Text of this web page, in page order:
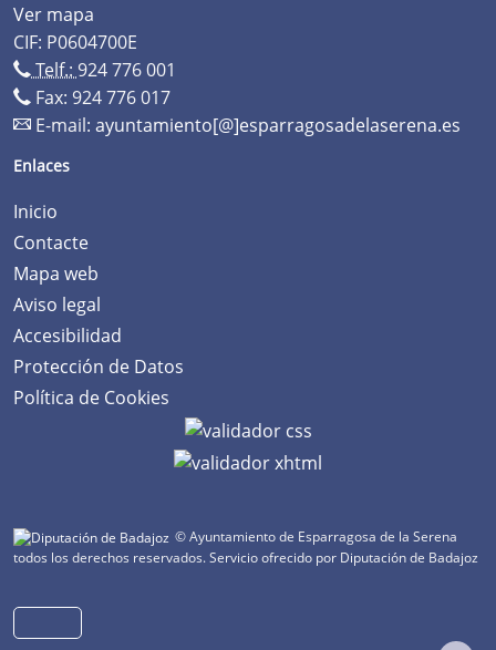
Ver mapa
CIF: P0604700E
Telf.: 924 776 001
Fax: 924 776 017
E-mail: ayuntamiento[@]esparragosadelaserena.es
Enlaces
Inicio
Contacte
Mapa web
Aviso legal
Accesibilidad
Protección de Datos
Política de Cookies
© Ayuntamiento de Esparragosa de la Serena
todos los derechos reservados.Servicio ofrecido por Diputación de Badajoz